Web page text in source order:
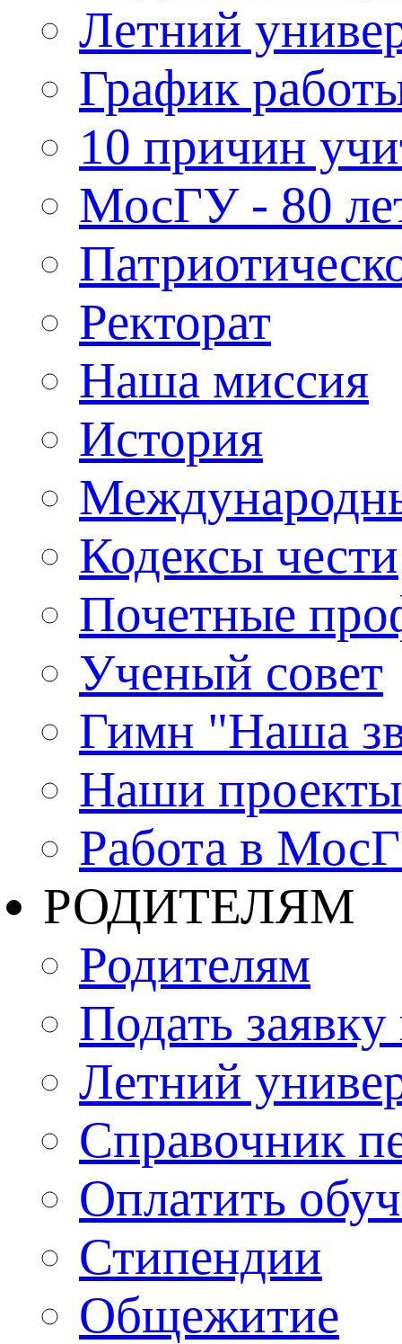
Летний
График
10 причин
МосГУ - 80
Ректорат
Наша миссия
История
Кодексы чести
Почетные
Ученый совет
Гимн "Наша
Наши проекты
Работа в
РОДИТЕЛЯМ
Родителям
Подать
Летний
Справочник
Оплатить
Стипендии
Общежитие